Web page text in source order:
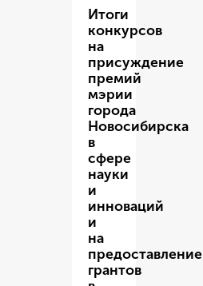
Итоги
конкурсов
на
присуждение
премий
мэрии
города
Новосибирска
в
сфере
науки
и
инноваций
и
на
предоставление
грантов